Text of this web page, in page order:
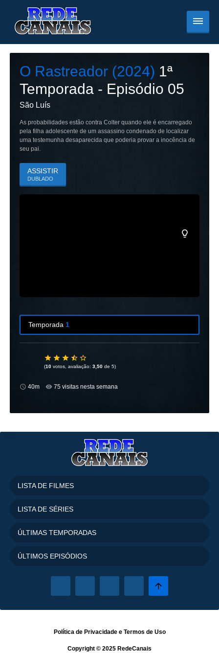
O Rastreador (2024) 1ª
Temporada - Episódio 05
São Luís
As probabilidades estão contra Colter quando ele é encarregado
pela filha adolescente de um assassino condenado de localizar
uma testemunha desaparecida que poderia provar a inocência de
seu pai.
ASSISTIR
DUBLADO
Temporada 1
Temporada 1
13 Episódios
(10 votos, avaliação: 3,50 de 5)
40m 75 visitas nesta semana
LISTA DE FILMES
LISTA DE SÉRIES
ÚLTIMAS TEMPORADAS
ÚLTIMOS EPISÓDIOS
Política de Privacidadee Termos de Uso
Copyright © 2025 RedeCanais